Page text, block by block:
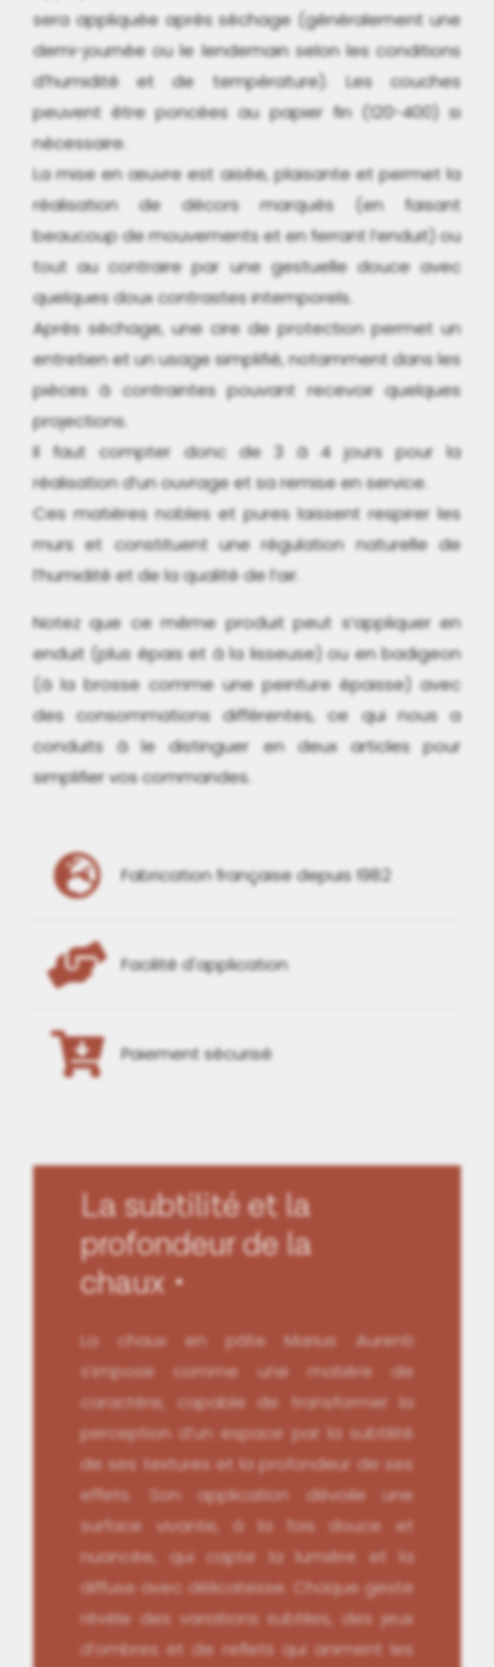
sera appliquée après séchage (généralement une
demi-journée ou le lendemain selon les conditions
d’humidité et de température). Les couches
peuvent être poncées au papier fin (120-400) si
nécessaire.
La mise en œuvre est aisée, plaisante et permet la
réalisation de décors marqués (en faisant
beaucoup de mouvements et en ferrant l’enduit) ou
tout au contraire par une gestuelle douce avec
quelques doux contrastes intemporels.
Après séchage, une cire de protection permet un
entretien et un usage simplifié, notamment dans les
pièces à contraintes pouvant recevoir quelques
projections.
Il faut compter donc de 3 à 4 jours pour la
réalisation d’un ouvrage et sa remise en service.
Ces matières nobles et pures laissent respirer les
murs et constituent une régulation naturelle de
l’humidité et de la qualité de l’air.
Notez que ce même produit peut s’appliquer en
enduit (plus épais et à la lisseuse) ou en badigeon
(à la brosse comme une peinture épaisse) avec
des consommations différentes, ce qui nous a
conduits à le distinguer en deux articles pour
simplifier vos commandes.
Fabrication française depuis 1982
Facilité d'application
Paiement sécurisé
La subtilité et la
profondeur de la
chaux
La chaux en pâte Marius Aurenti
s’impose comme une matière de
caractère, capable de transformer la
perception d’un espace par la subtilité
de ses textures et la profondeur de ses
effets. Son application dévoile une
surface vivante, à la fois douce et
nuancée, qui capte la lumière et la
diffuse avec délicatesse. Chaque geste
révèle des variations subtiles, des jeux
d’ombres et de reflets qui animent les